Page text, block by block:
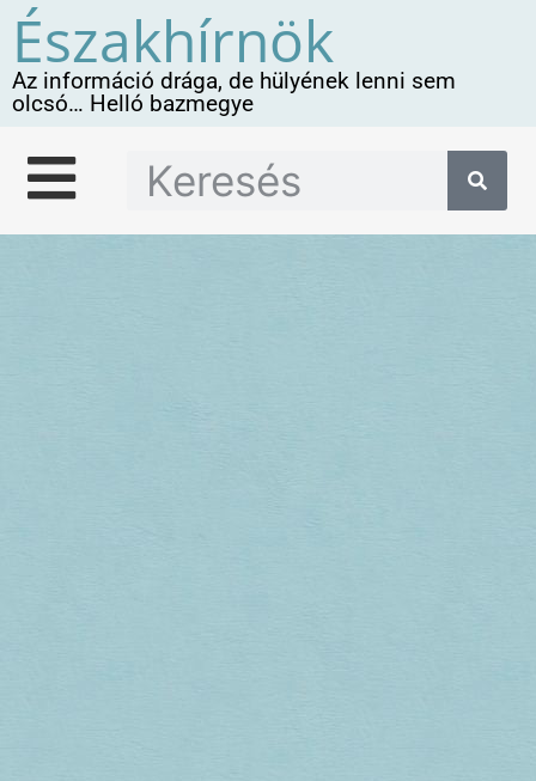
Északhírnök
Az információ drága, de hülyének lenni sem
olcsó… Helló bazmegye